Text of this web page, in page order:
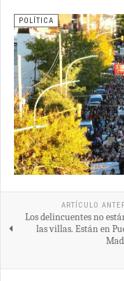
POLÍTICA
ARTÍCULO
Los delincuentes no
las villas. Están en